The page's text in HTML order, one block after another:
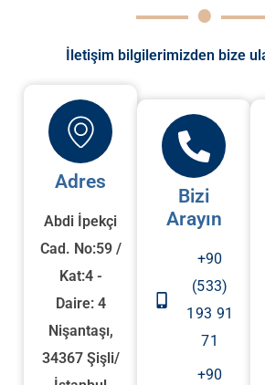
İletişim bilgilerimizden bize
Adres
Abdi İpekçi
Cad. No:59 /
Kat:4 -
Daire: 4
Nişantaşı,
34367 Şişli/
Bizi
Arayın
+90
(533)
193 91
71
+90